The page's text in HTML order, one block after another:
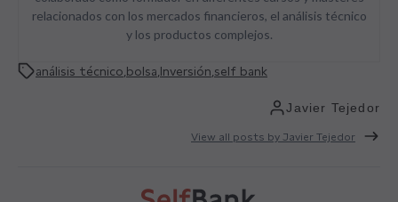
relacionados con los mercados financieros, el análisis técnico
y los productos complejos.
análisis técnico bolsa Inversión self bank
Javier Tejedor
View all posts by Javier Tejedor